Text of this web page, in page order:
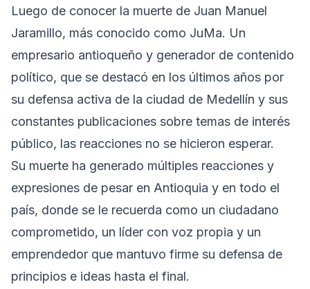
Luego de conocer la muerte de Juan Manuel
Jaramillo, más conocido como JuMa. Un
empresario antioqueño y generador de contenido
político, que se destacó en los últimos años por
su defensa activa de la ciudad de Medellín y sus
constantes publicaciones sobre temas de interés
público, las reacciones no se hicieron esperar.
Su muerte ha generado múltiples reacciones y
expresiones de pesar en Antioquia y en todo el
país, donde se le recuerda como un ciudadano
comprometido, un líder con voz propia y un
emprendedor que mantuvo firme su defensa de
principios e ideas hasta el final.